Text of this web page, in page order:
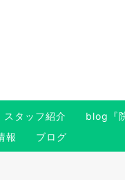
スタッフ紹介 blog『
報 ブログ